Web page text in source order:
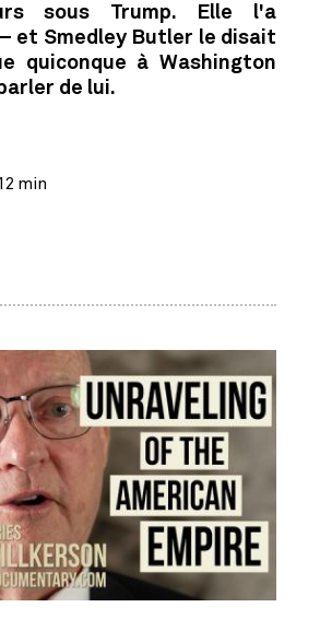
sous Trump. Elle l'a
et Smedley Butler le disait
quiconque à Washington
de lui.
min